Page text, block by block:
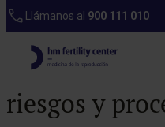
Llámanos al 900 111 010
Blog
¿Qué es
riesgos y